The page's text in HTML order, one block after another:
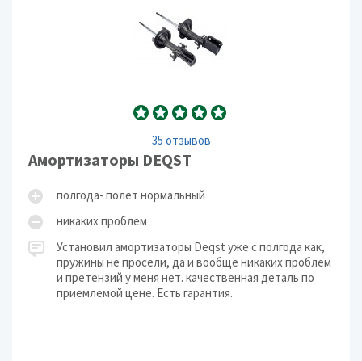
35 отзывов
Амортизаторы DEQST
полгода- полет нормальный
никаких проблем
Установил амортизаторы Deqst уже с полгода как,
пружины не просели, да и вообще никаких проблем
и претензий у меня нет. качественная деталь по
приемлемой цене. Есть гарантия.